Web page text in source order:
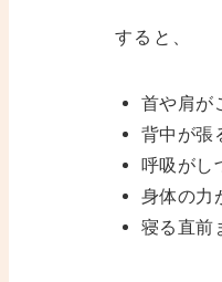
すると、
首や肩が
背中が張
呼吸がし
身体の力
寝る直前